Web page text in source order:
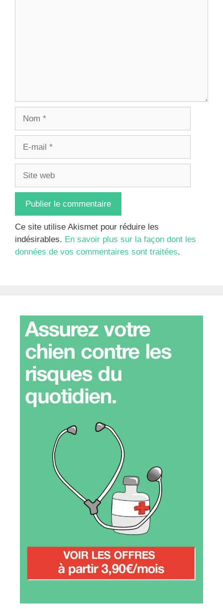
Ce site utilise Akismet pour réduire les
indésirables. En savoir plus sur la façon dont les
données de vos commentaires sont traitées.